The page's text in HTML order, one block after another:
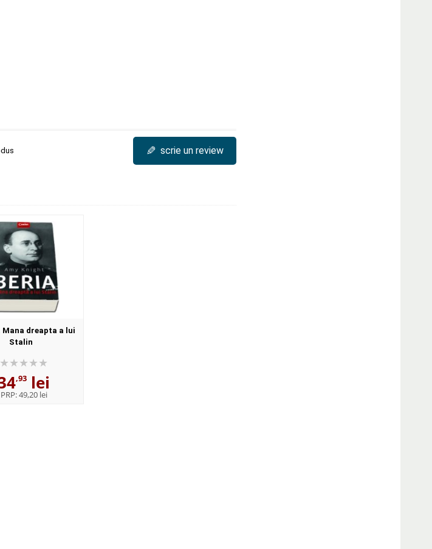
✎ scrie un review
Mana dreapta a lui
Stalin
,93 lei
PRP:49,20 lei